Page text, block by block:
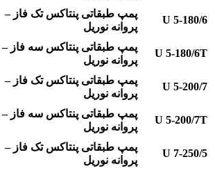
U 5-180/6
پمپ طبقاتی پنتاکس تک فاز –
پروانه نوریل
U 5-180/6T
پمپ طبقاتی پنتاکس سه فاز –
پروانه نوریل
U 5-200/7
پمپ طبقاتی پنتاکس تک فاز –
پروانه نوریل
U 5-200/7T
پمپ طبقاتی پنتاکس سه فاز –
پروانه نوریل
U 7-250/5
پمپ طبقاتی پنتاکس تک فاز –
پروانه نوریل